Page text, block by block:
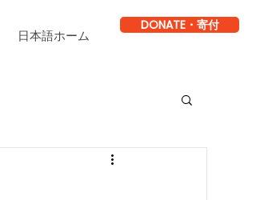
日本語ホーム
DONATE・寄付